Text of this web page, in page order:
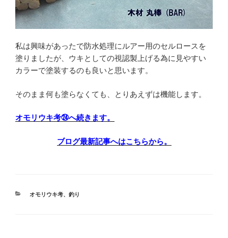
私は興味があったで防水処理にルアー用のセルロースを
塗りましたが、ウキとしての視認製上げる為に見やすい
カラーで塗装するのも良いと思います。
そのまま何も塗らなくても、とりあえずは機能します。
オモリウキ考㉔へ続きます。
ブログ最新記事へはこちらから。
カ
オモリウキ考、 釣り